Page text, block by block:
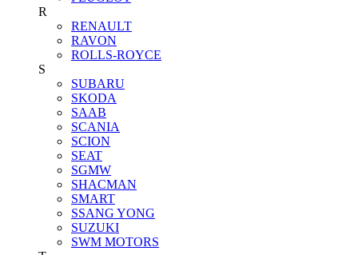
R
RENAULT
RAVON
ROLLS-ROYCE
S
SUBARU
SKODA
SAAB
SCANIA
SCION
SEAT
SGMW
SHACMAN
SMART
SSANG YONG
SUZUKI
SWM MOTORS